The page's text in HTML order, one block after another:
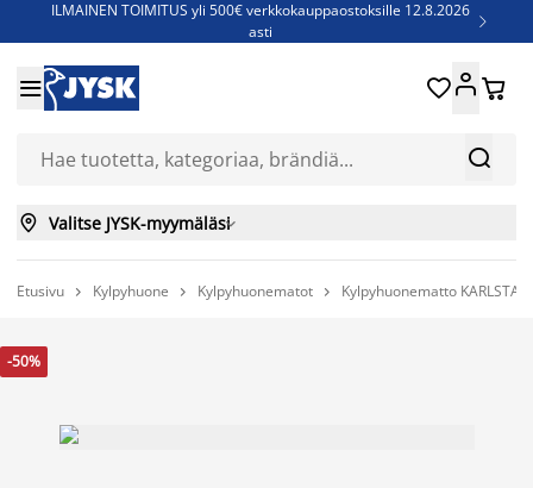
ILMAINEN TOIMITUS yli 500€ verkkokauppaostoksille 12.8.2026
asti

Jenkkisänkyjä - Säästä jopa 60%


 
 Valitse JYSK-myymäläsi
Etusivu  Kylpyhuone  Kylpyhuonematot  Kylpyhuonematto
-50%